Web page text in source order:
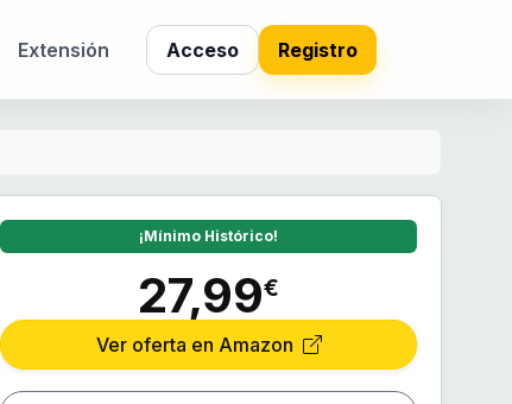
Extensión Acceso Registro
¡Mínimo Histórico!
27,99€
Ver oferta en Amazon